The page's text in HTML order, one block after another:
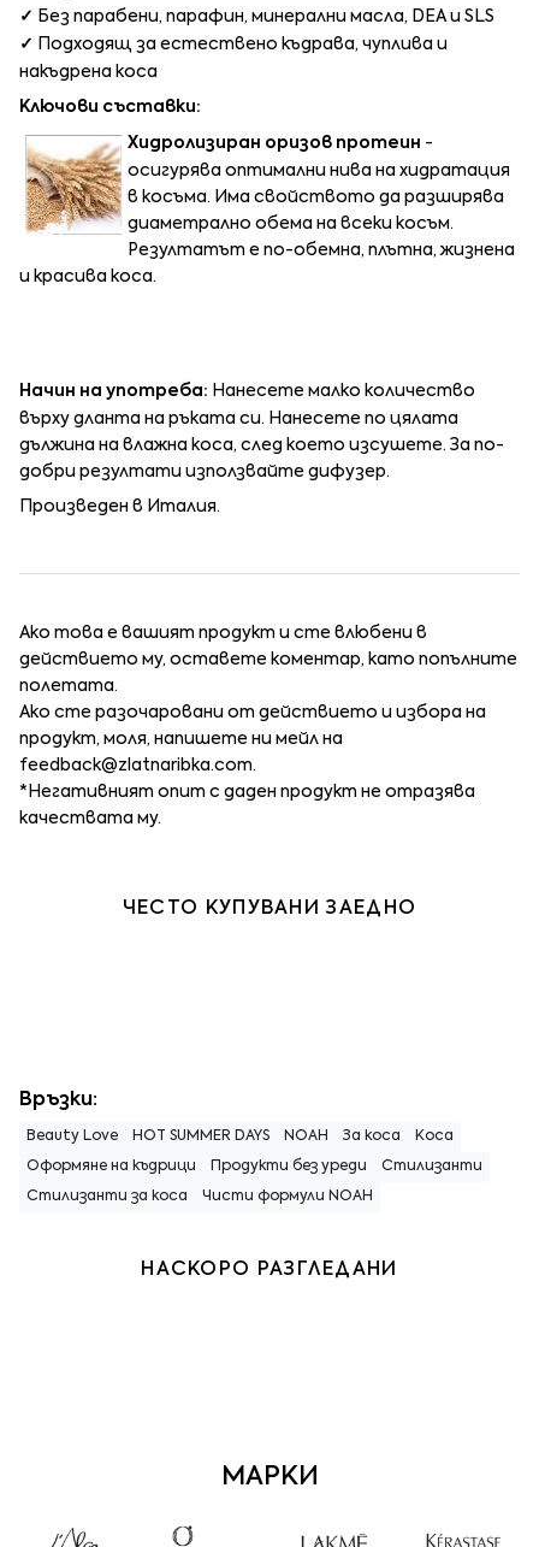
✓ Без парабени, парафин, минерални масла, DEA и SLS
✓
Подходящ за естествено къдрава, чуплива и
накъдрена коса
Ключови съставки:
Хидролизиран оризов протеин -
осигурява оптимални нива на хидратация
в косъма. Има свойството да разширява
диаметрално обема на всеки косъм.
Резултатът е по-обемна, плътна, жизнена
и красива коса.
Начин на употреба: Нанесете малко количество
върху дланта на ръката си. Нанесете по цялата
дължина на влажна коса, след което изсушете. За по-
добри резултати използвайте дифузер.
Произведен в Италия.
Ако това е вашият продукт и сте влюбени в
действието му, оставете коментар, като попълните
полетата.
Ако сте разочаровани от действието и избора на
продукт, моля, напишете ни мейл на
feedback@zlatnaribka.com.
*Негативният опит с даден продукт не отразява
качествата му.
ЧЕСТО КУПУВАНИ ЗАЕДНО
Връзки:
Beauty Love HOT SUMMER DAYS NOAH За коса Коса
Оформяне на къдрици Продукти без уреди Стилизанти
Стилизанти за коса Чисти формули NOAH
НАСКОРО РАЗГЛЕДАНИ
МАРКИ